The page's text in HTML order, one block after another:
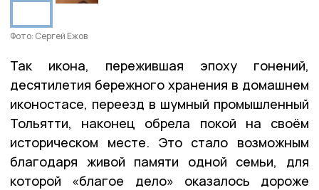
Фото: Сергей Ежов
Так икона, пережившая эпоху гонений,
десятилетия бережного хранения в домашнем
иконостасе, переезд в шумный промышленный
Тольятти, наконец обрела покой на своём
историческом месте. Это стало возможным
благодаря живой памяти одной семьи, для
которой «благое дело» оказалось дороже